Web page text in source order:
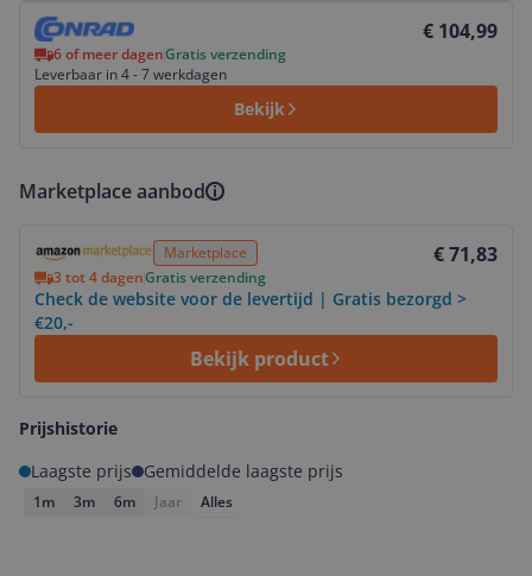
€ 104,99
6 of meer dagenGratis verzending
Leverbaar in 4 - 7 werkdagen
Bekijk
Bekijk product
Marketplace aanbod
Marketplace € 71,83
3 tot 4 dagenGratis verzending
Check de website voor de levertijd | Gratis bezorgd >
€20,-
Bekijk product
Prijshistorie
Laagste prijs
Gemiddelde laagste prijs
1m 3m 6m Jaar Alles